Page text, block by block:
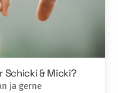
Schicki & Micki?
ja gerne